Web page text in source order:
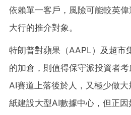
依賴單一客戶，風險可能較英
大行的推介對象。
特朗普對蘋果（AAPL）及超市
的加倉，則值得保守派投資者
AI賽道上落後於人，又極少做
紙建設大型AI數據中心，但正